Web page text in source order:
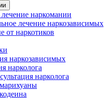
наркомании
лечение наркозависимых
от наркотиков
наркозависимых
нарколога
нарколога